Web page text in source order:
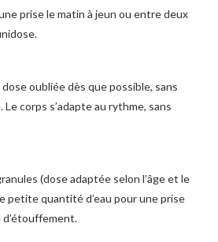
prise le matin à jeun ou entre deux
oubliée dès que possible, sans
corps s’adapte au rythme, sans
(dose adaptée selon l’âge et le
petite quantité d’eau pour une prise